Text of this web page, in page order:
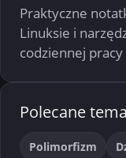
Praktyczne
Linuksie i
codziennej
Polecane
Polimorfizm